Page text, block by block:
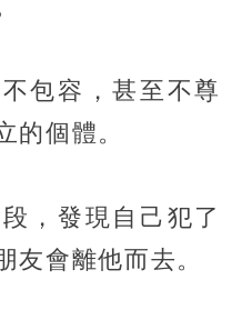
包容，甚至不尊
的個體。
，發現自己犯了
友會離他而去。